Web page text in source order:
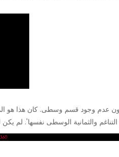
عدم وجود قسم وسطى. كان هذا هو